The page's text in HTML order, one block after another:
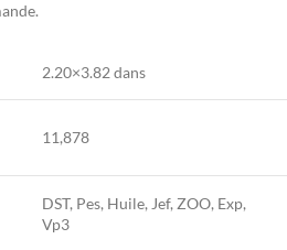
2.20×3.82 dans
11,878
DST, Pes, Huile, Jef, ZOO, Exp,
Vp3